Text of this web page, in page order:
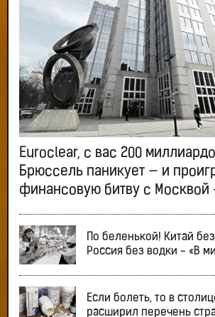
Euroclear, с вас 200
Брюссель паникует — и
финансовую битву с Москвой
По беленькой! Китай
Россия без водки - «В
Если болеть, то в
расширил перечень